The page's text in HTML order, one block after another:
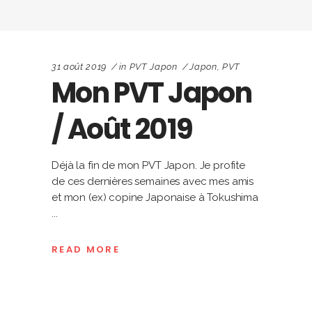
31 août 2019 in PVT Japon Japon, PVT
Mon PVT Japon
/ Août 2019
Déjà la fin de mon PVT Japon. Je profite
de ces dernières semaines avec mes amis
et mon (ex) copine Japonaise à Tokushima
READ MORE